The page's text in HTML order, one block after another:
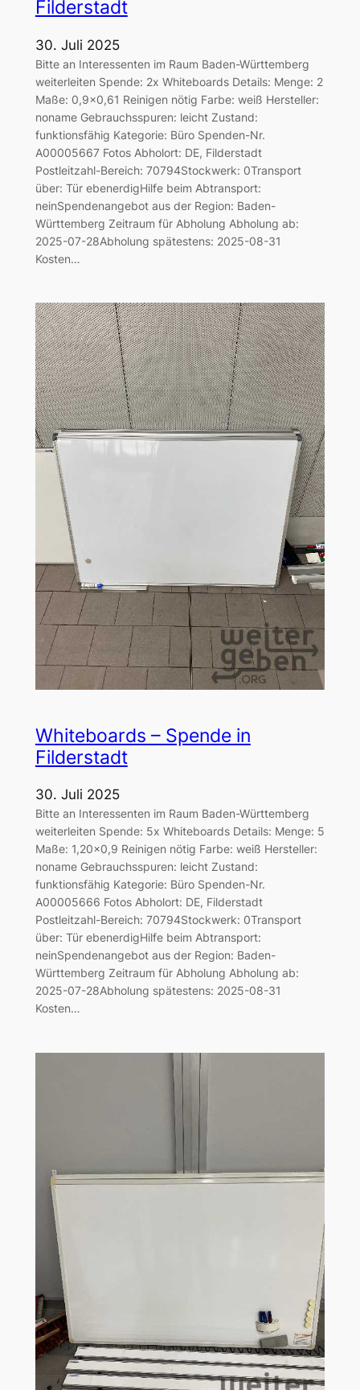
Filderstadt
30. Juli 2025
Bitte an Interessenten im Raum Baden-Württemberg
weiterleiten Spende: 2x Whiteboards Details: Menge: 2
Maße: 0,9×0,61 Reinigen nötig Farbe: weiß Hersteller:
noname Gebrauchsspuren: leicht Zustand:
funktionsfähig Kategorie: Büro Spenden-Nr.
A00005667 Fotos Abholort: DE, Filderstadt
Postleitzahl-Bereich: 70794Stockwerk: 0Transport
über: Tür ebenerdigHilfe beim Abtransport:
neinSpendenangebot aus der Region: Baden-
Württemberg Zeitraum für Abholung Abholung ab:
2025-07-28Abholung spätestens: 2025-08-31
Kosten…
Whiteboards – Spende in
Filderstadt
30. Juli 2025
Bitte an Interessenten im Raum Baden-Württemberg
weiterleiten Spende: 5x Whiteboards Details: Menge: 5
Maße: 1,20×0,9 Reinigen nötig Farbe: weiß Hersteller:
noname Gebrauchsspuren: leicht Zustand:
funktionsfähig Kategorie: Büro Spenden-Nr.
A00005666 Fotos Abholort: DE, Filderstadt
Postleitzahl-Bereich: 70794Stockwerk: 0Transport
über: Tür ebenerdigHilfe beim Abtransport:
neinSpendenangebot aus der Region: Baden-
Württemberg Zeitraum für Abholung Abholung ab:
2025-07-28Abholung spätestens: 2025-08-31
Kosten…